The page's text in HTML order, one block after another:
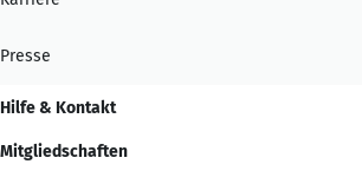
Presse
Hilfe & Kontakt
Mitgliedschaften